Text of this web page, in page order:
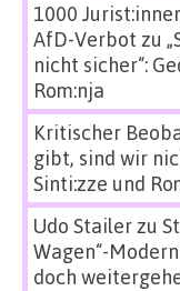
1000
AfD-Verbot zu
nicht sicher“:
Rom:nja
Kritischer
gibt, sind wir
Sinti:zze und
Udo Stailerzu
Wagen“-
doch